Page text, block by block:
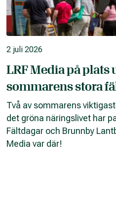
2 juli 2026
LRF Media på plats
sommarens stora
Två av sommarens
det gröna näringslivet har
Fältdagar och Brunnby
Media var där!